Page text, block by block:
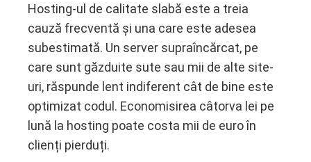
Hosting-ul de calitate slabă este a treia
cauză frecventă și una care este adesea
subestimată. Un server supraîncărcat, pe
care sunt găzduite sute sau mii de alte site-
uri, răspunde lent indiferent cât de bine este
optimizat codul. Economisirea câtorva lei pe
lună la hosting poate costa mii de euro în
clienți pierduți.